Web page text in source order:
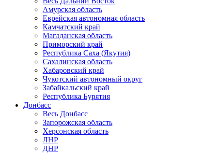
Амурская область
Еврейская автономная область
Камчатский край
Магаданская область
Приморский край
Республика Саха (Якутия)
Сахалинская область
Хабаровский край
Чукотский автономный округ
Забайкальский край
Республика Бурятия
Донбасс
Весь Донбасс
Запорожская область
Херсонская область
ЛНР
ДНР